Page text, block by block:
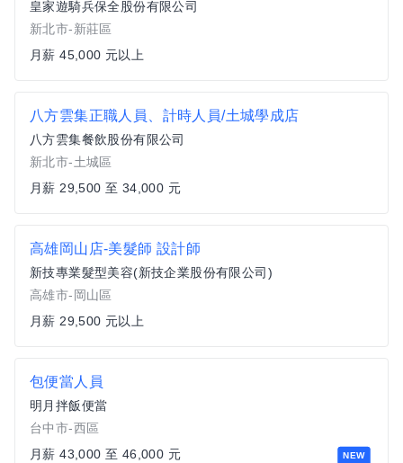
皇家遊騎兵保全股份有限公司
新北市-新莊區
月薪 45,000 元以上
八方雲集正職人員、計時人員/土城學成店
八方雲集餐飲股份有限公司
新北市-土城區
月薪 29,500 至 34,000 元
高雄岡山店-美髮師 設計師
新技專業髮型美容(新技企業股份有限公司)
高雄市-岡山區
月薪 29,500 元以上
NEW
包便當人員
明月拌飯便當
台中市-西區
月薪 43,000 至 46,000 元